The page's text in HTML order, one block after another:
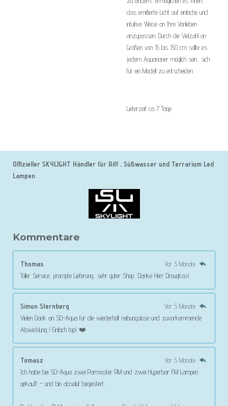
das emittierte Licht auf einfache und
intuitive Weise an Ihre Vorlieben
anzupassen. Durch die Vielzahl an
Größen von 15 bis 150 cm sollte es
jedem Aquarianer möglich sein, sich
für ein Modell zu entscheiden.
Lieferzeit ca 7 Tage
Offizieller SKYLIGHT Händler für Riff , Süßwasser und Terrarium Led
Lampen
Kommentare
Thomas
Vor 3 Monate
Toller Service, prompte Lieferung, sehr guter Shop, Danke Herr Drougkas!
Simon Sternberg
Vor 5 Monate
Vielen Dank an SD-Aqua für die wiederholt reibungslose und zuvorkommende
Abwicklung ! Einfach top! ❤️
Tomasz
Vor 5 Monate
Ich habe bei SD-Aqua zwei Parmaster RM und zwei Hyperbar FM Lampen
gekauft – und bin absolut begeistert.